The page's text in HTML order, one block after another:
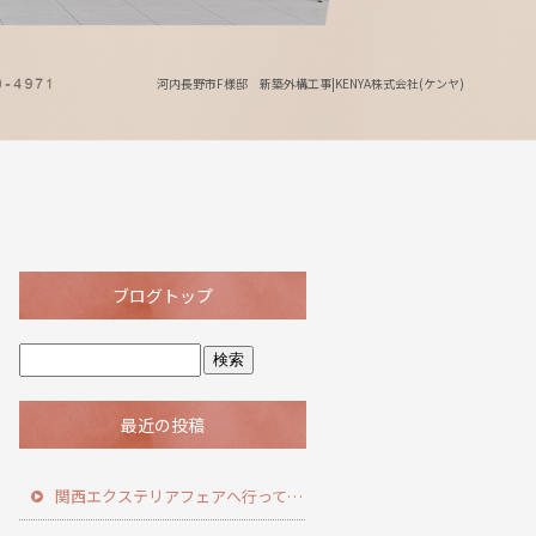
河内長野市F様邸 新築外構工事|KENYA株式会社(ケンヤ)
ブログトップ
最近の投稿
関西エクステリアフェアへ行ってきました